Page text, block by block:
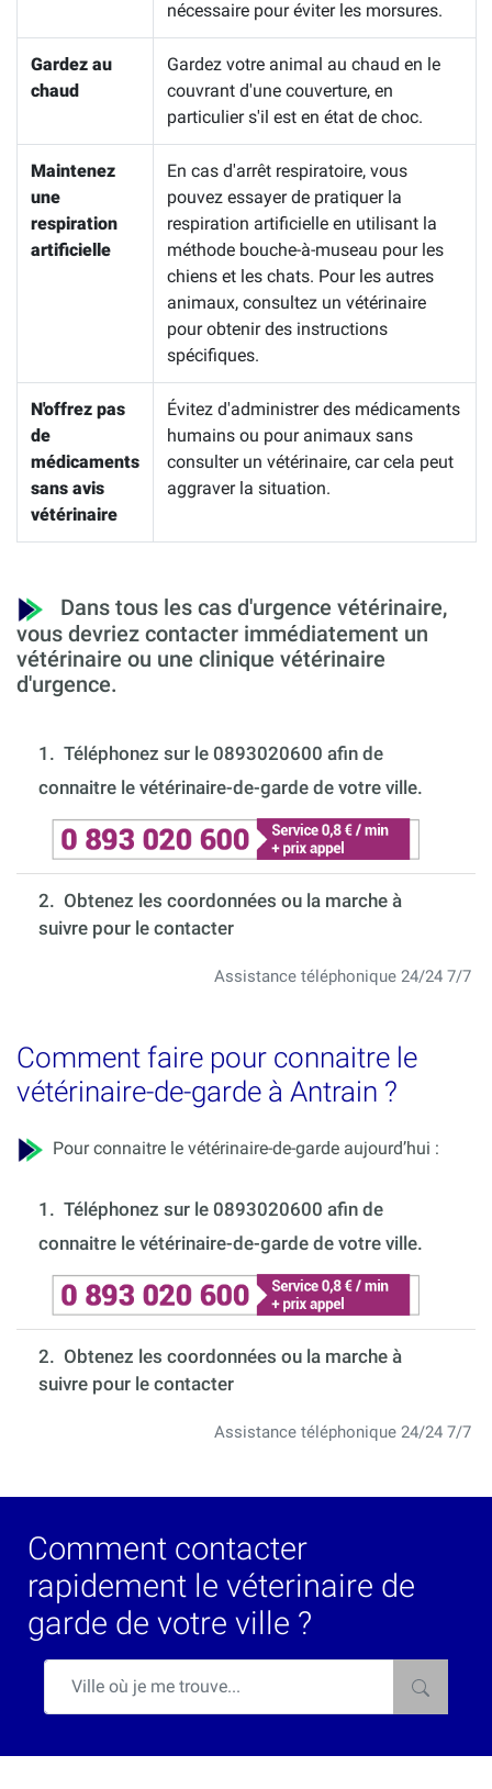
nécessaire pour éviter les morsures.
Gardez au
chaud
Gardez votre animal au chaud en le
couvrant d'une couverture, en
particulier s'il est en état de choc.
Maintenez
une
respiration
artificielle
En cas d'arrêt respiratoire, vous
pouvez essayer de pratiquer la
respiration artificielle en utilisant la
méthode bouche-à-museau pour les
chiens et les chats. Pour les autres
animaux, consultez un vétérinaire
pour obtenir des instructions
spécifiques.
N'offrez pas
de
médicaments
sans avis
vétérinaire
Évitez d'administrer des médicaments
humains ou pour animaux sans
consulter un vétérinaire, car cela peut
aggraver la situation.
Dans tous les cas d'urgence vétérinaire,
vous devriez contacter immédiatement un
vétérinaire ou une clinique vétérinaire
d'urgence.
1. Téléphonez sur le 0893020600 afin de
connaitre le vétérinaire-de-garde de votre ville.
2. Obtenez les coordonnées ou la marche à
suivre pour le contacter
Assistance téléphonique 24/24 7/7
Comment faire pour connaitre le
vétérinaire-de-garde à Antrain ?
Pour connaitre le vétérinaire-de-garde aujourd’hui :
1. Téléphonez sur le 0893020600 afin de
connaitre le vétérinaire-de-garde de votre ville.
2. Obtenez les coordonnées ou la marche à
suivre pour le contacter
Assistance téléphonique 24/24 7/7
Comment contacter
rapidement le véterinaire de
garde de votre ville ?